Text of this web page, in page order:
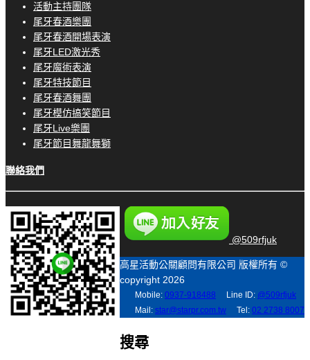
活動主持團隊
尾牙春酒樂團
尾牙春酒開場表演
尾牙LED激光秀
尾牙魔術表演
尾牙特技節目
尾牙春酒舞團
尾牙模仿搞笑節目
尾牙Live樂團
尾牙節目舞龍舞獅
聯絡我們
@509rfjuk
高星活動公關顧問有限公司 版權所有 ©
copyright 2026
Mobile: 0937-918488 Line ID: @509rfjuk
Mail: star@starpr.com.tw Tel: 02 2738 8007
搜尋